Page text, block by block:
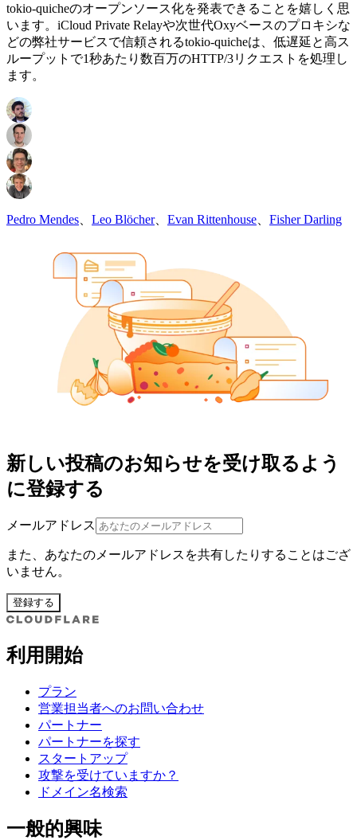
tokio-quicheのオープンソース化を発表できることを嬉しく思
います。iCloud Private Relayや次世代Oxyベースのプロキシな
どの弊社サービスで信頼されるtokio-quicheは、低遅延と高ス
ループットで1秒あたり数百万のHTTP/3リクエストを処理し
ます。
Pedro Mendes Leo Blöcher、 Evan Rittenhouse Fisher Darling
新しい投稿のお知らせを受け取るよう
に登録する
メールアドレス
また、あなたのメールアドレスを共有したりすることはござ
いません。
登録する
利用開始
プラン
営業担当者へのお問い合わせ
パートナー
パートナーを探す
スタートアップ
攻撃を受けていますか？
ドメイン名検索
一般的興味